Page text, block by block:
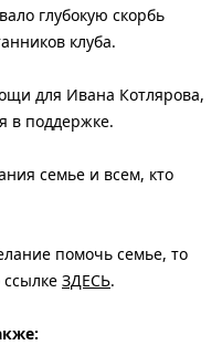
глубокую скорбь
клуба.
для Ивана Котлярова,
в поддержке.
семье и всем, кто
помочь семье, то
ссылке ЗДЕСЬ.